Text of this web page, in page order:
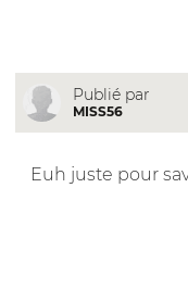
Publié par
MISS56
Euh juste pour